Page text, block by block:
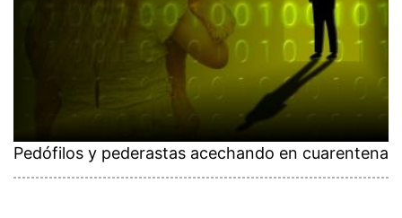
Pedófilos y pederastas acechando en cuarentena